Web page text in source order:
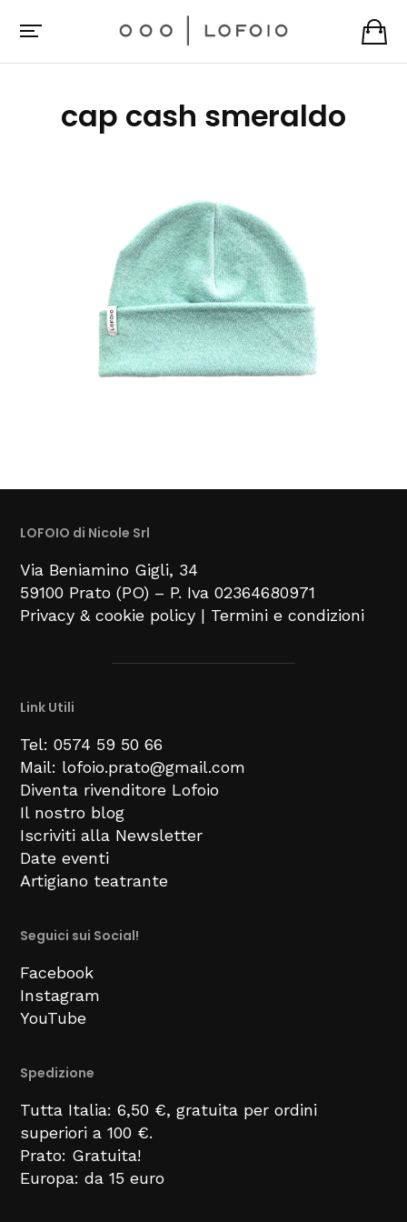
cap cash smeraldo
LOFOIO di Nicole Srl
Via Beniamino Gigli, 34
59100 Prato (PO) – P. Iva 02364680971
Privacy & cookie policy | Termini e condizioni
Link Utili
Tel: 0574 59 50 66
Mail: lofoio.prato@gmail.com
Diventa rivenditore Lofoio
Il nostro blog
Iscriviti alla Newsletter
Date eventi
Artigiano teatrante
Seguici sui Social!
Facebook
Instagram
YouTube
Spedizione
Tutta Italia: 6,50 €, gratuita per ordini
superiori a 100 €.
Prato: Gratuita!
Europa: da 15 euro